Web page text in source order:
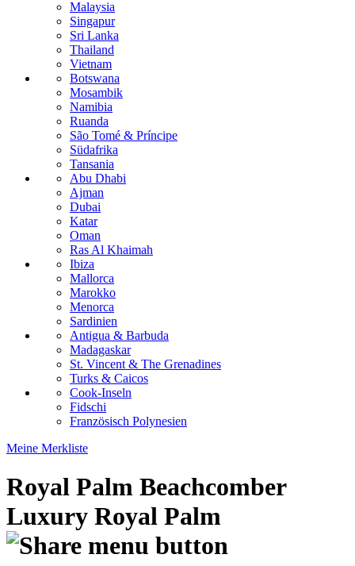
Malaysia
Singapur
Sri Lanka
Thailand
Vietnam
Botswana
Mosambik
Namibia
Ruanda
São Tomé & Príncipe
Südafrika
Tansania
Abu Dhabi
Ajman
Dubai
Katar
Oman
Ras Al Khaimah
Ibiza
Mallorca
Marokko
Menorca
Sardinien
Antigua & Barbuda
Madagaskar
St. Vincent & The Grenadines
Turks & Caicos
Cook-Inseln
Fidschi
Französisch Polynesien
Meine Merkliste
Royal Palm Beachcomber
Luxury Royal Palm